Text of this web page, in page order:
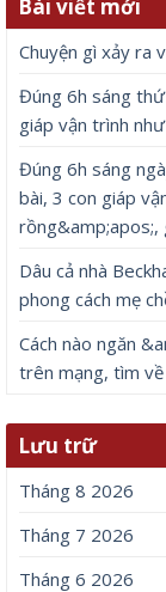
Bài viết mới
Chuyện gì xảy ra
Đúng 6h sáng
giáp vận trình
Đúng 6h sáng
bài, 3 con giáp
rồng&amp;apos;,
Dâu cả nhà
phong cách mẹ
Cách nào ngăn
trên mạng, tìm
Lưu trữ
Tháng 8 2026
Tháng 7 2026
Tháng 6 2026